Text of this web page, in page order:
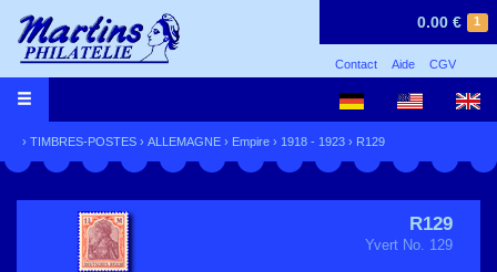
1
0.00 €
Contact Aide CGV
› TIMBRES-POSTES › ALLEMAGNE › Empire › 1918 - 1923 › R129
R129
Yvert No. 129